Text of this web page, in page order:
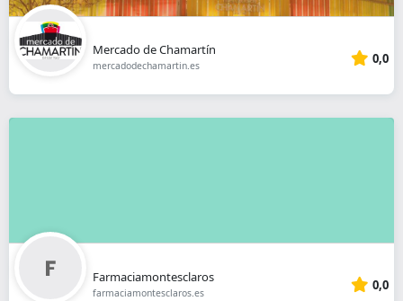
Mercado de Chamartín
mercadodechamartin.es 0,0
Farmaciamontesclaros
farmaciamontesclaros.es 0,0